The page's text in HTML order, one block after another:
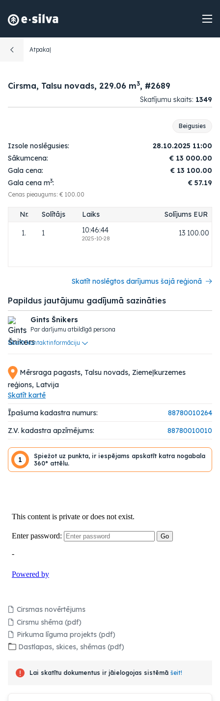
Atpakaļ
Cirsma, Talsu novads, 229.06 m3, #2689
Skatījumu skaits: 1349
Mērsraga pagasts, Talsu novads, Ziemeļkurzemes
reģions, Latvija
Skatīt kartē
Īpašuma kadastra numurs:
88780010264
Z.V. kadastra apzīmējums:
88780010010
1
Spiežot uz punkta, ir iespējams apskatīt katra nogabala
360° attēlu.
Cirsmas novērtējums
Cirsmu shēma (pdf)
Pirkuma līguma projekts (pdf)
Dastlapas, skices, shēmas (pdf)
Lai skatītu dokumentus ir jāielogojas sistēmā šeit!
Beigusies
Izsole noslēgusies:
28.10.2025 11:00
Sākumcena:
€ 13 000.00
Gala cena:
€ 13 100.00
Gala cena m3: € 57.19
Cenas pieaugums: € 100.00
Nr. Solītājs Laiks Solījums EUR
1. 1 10:46:44
2025-10-28
13 100.00
Skatīt noslēgtos darījumus šajā reģionā
Papildus jautājumu gadījumā sazināties
Gints Šnikers
Par darījumu atbildīgā persona
Skatīt kontaktinformāciju